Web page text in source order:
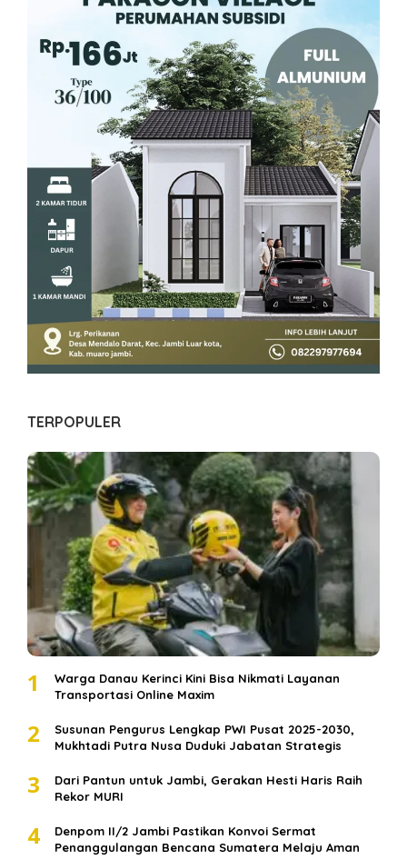
TERPOPULER
1
Warga Danau Kerinci Kini Bisa Nikmati Layanan
Transportasi Online Maxim
2
Susunan Pengurus Lengkap PWI Pusat 2025-2030,
Mukhtadi Putra Nusa Duduki Jabatan Strategis
3
Dari Pantun untuk Jambi, Gerakan Hesti Haris Raih
Rekor MURI
4
Denpom II/2 Jambi Pastikan Konvoi Sermat
Penanggulangan Bencana Sumatera Melaju Aman